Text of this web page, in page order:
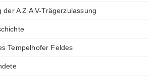
der A Z A V-Trägerzulassung
Tempelhofer Feldes